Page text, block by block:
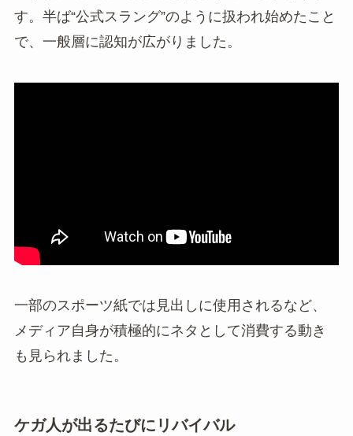
す。半ば“公式スラング”のように扱われ始めたこと
で、一般層に認知が広がりました。
一部のスポーツ紙では見出しに使用されるなど、
メディア自身が積極的にネタとして消費する動き
も見られました。
ケガ人が出るたびにリバイバル